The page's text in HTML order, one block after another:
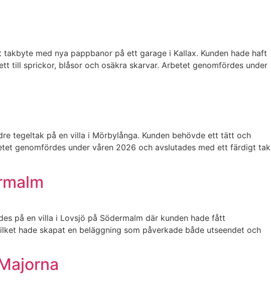
med nya pappbanor på ett garage i Kallax. Kunden hade haft
till sprickor, blåsor och osäkra skarvar. Arbetet genomfördes under
tegeltak på en villa i Mörbylånga. Kunden behövde ett tätt och
genomfördes under våren 2026 och avslutades med ett färdigt tak
på en villa i Lovsjö på Södermalm där kunden hade fått
hade skapat en beläggning som påverkade både utseendet och